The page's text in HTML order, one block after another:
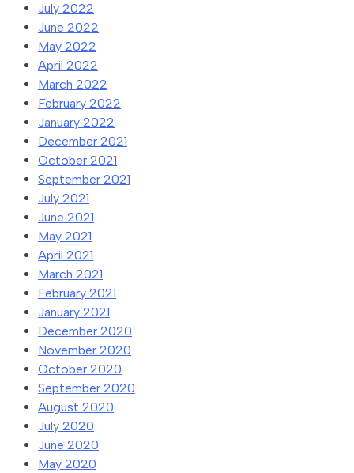
July 2022
June 2022
May 2022
April 2022
March 2022
February 2022
January 2022
December 2021
October 2021
September 2021
July 2021
June 2021
May 2021
April 2021
March 2021
February 2021
January 2021
December 2020
November 2020
October 2020
September 2020
August 2020
July 2020
June 2020
May 2020